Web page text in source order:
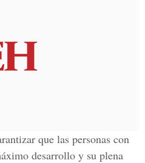
que las personas con
desarrollo y su plena